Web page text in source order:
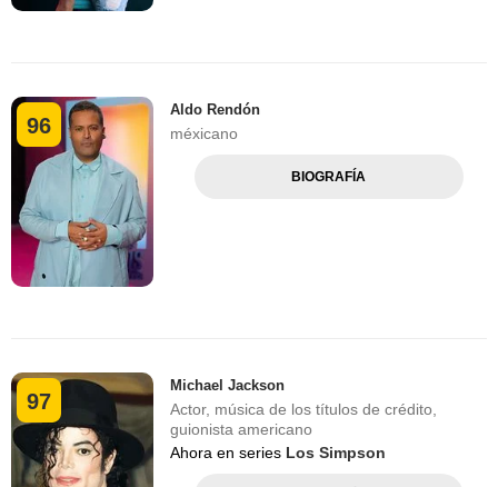
96
Aldo Rendón
méxicano
BIOGRAFÍA
97
Michael Jackson
Actor, música de los títulos de crédito,
guionista americano
Ahora en series Los Simpson